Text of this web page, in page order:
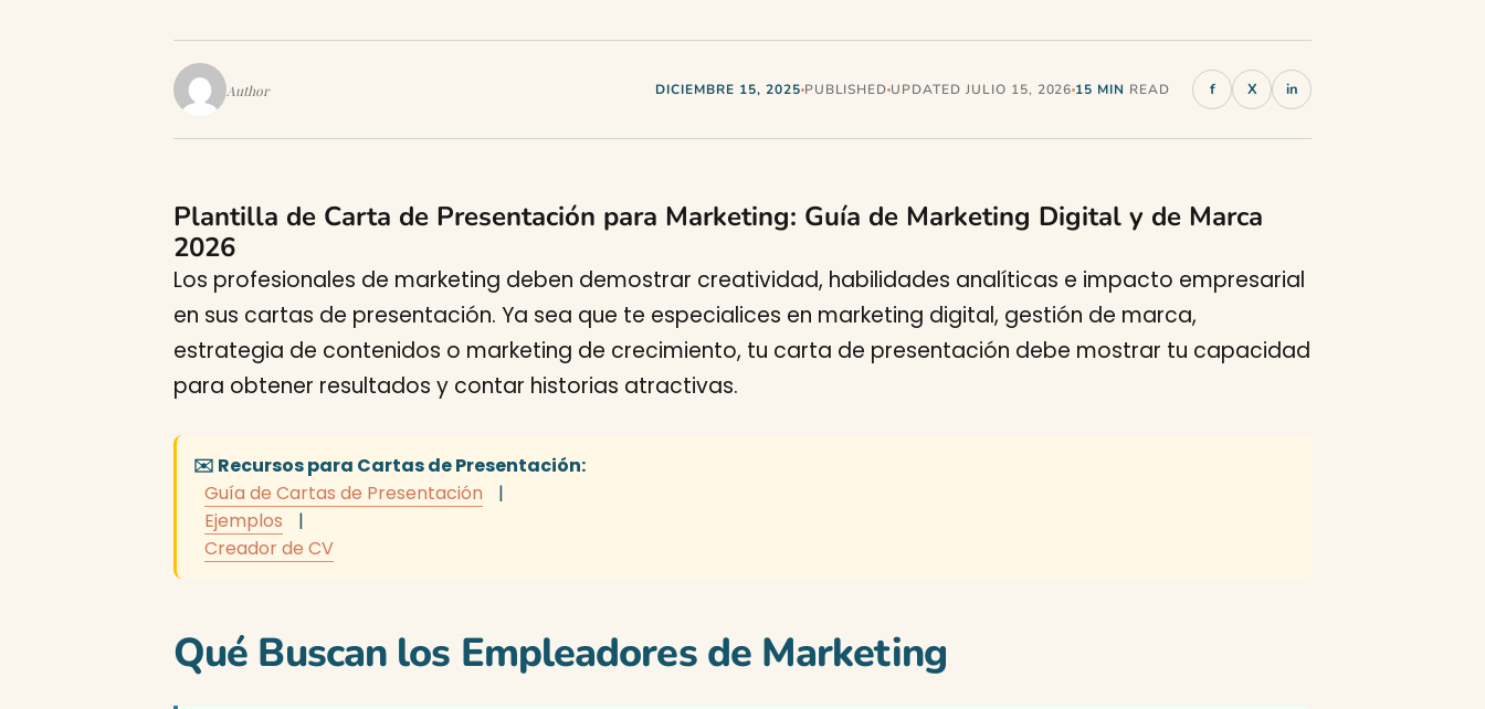
Author DICIEMBRE 15, 2025 PUBLISHED UPDATED JULIO 15, 2026 15 MIN READ f X in
Plantilla de Carta de Presentación para Marketing: Guía de Marketing Digital y de Marca
2026
Los profesionales de marketing deben demostrar creatividad, habilidades analíticas e impacto empresarial
en sus cartas de presentación. Ya sea que te especialices en marketing digital, gestión de marca,
estrategia de contenidos o marketing de crecimiento, tu carta de presentación debe mostrar tu capacidad
para obtener resultados y contar historias atractivas.
✉️ Recursos para Cartas de Presentación:
Guía de Cartas de Presentación
|
Ejemplos
|
Creador de CV
Qué Buscan los Empleadores de Marketing